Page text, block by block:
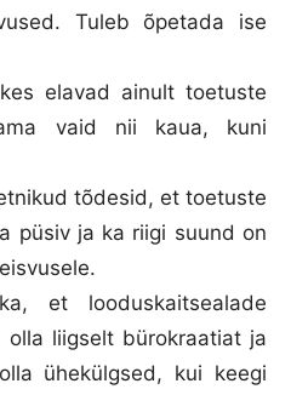
Tuleb õpetada ise
elavad ainult toetuste
vaid nii kaua, kuni
tõdesid, et toetuste
püsiv ja ka riigi suund on
et looduskaitsealade
olla liigselt bürokraatiat ja
ühekülgsed, kui keegi